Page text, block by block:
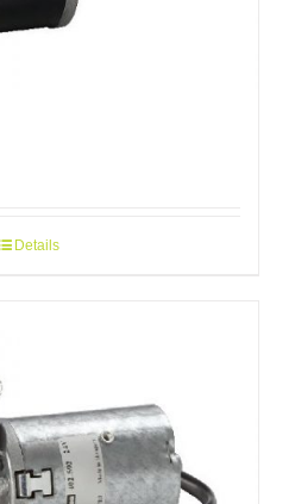
Details